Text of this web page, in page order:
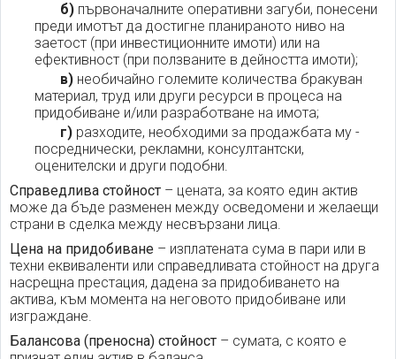
б)първоначалните оперативни загуби, понесени
преди имотът да достигне планираното ниво на
заетост (при инвестиционните имоти) или на
ефективност (при ползваните в дейността имоти);
в)необичайно големите количества бракуван
материал, труд или други ресурси в процеса на
придобиване и/или разработване на имота;
г)разходите, необходими за продажбата му -
посреднически, рекламни, консултантски,
оценителски и други подобни.
Справедлива стойност – цената, за която един актив
може да бъде разменен между осведомени и желаещи
страни в сделка между несвързани лица.
Цена на придобиване – изплатената сума в пари или в
техни еквиваленти или справедливата стойност на друга
насрещна престация, дадена за придобиването на
актива, към момента на неговото придобиване или
изграждане.
Балансова (преносна) стойност – сумата, с която е